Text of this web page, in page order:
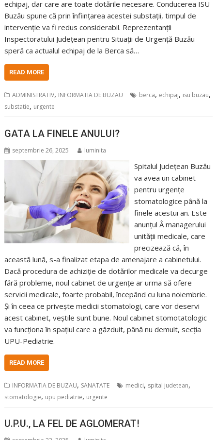
echipaj, dar care are toate dotările necesare. Conducerea ISU
Buzău spune că prin înființarea acestei substații, timpul de
intervenție va fi redus considerabil. Reprezentanții
Inspectoratului Județean pentru Situații de Urgență Buzău
speră ca actualul echipaj de la Berca să…
READ MORE
ADMINISTRATIV, INFORMATIA DE BUZAU berca, echipaj, isu buzau,
substatie, urgente
GATA LA FINELE ANULUI?
septembrie 26, 2025 luminita
Spitalul Județean Buzău
va avea un cabinet
pentru urgențe
stomatologice până la
finele acestui an. Este
anunțul Â managerului
unității medicale, care
precizează că, în
această lună, s-a finalizat etapa de amenajare a cabinetului.
Dacă procedura de achiziție de dotărilor medicale va decurge
fără probleme, noul cabinet de urgențe ar urma să ofere
servicii medicale, foarte probabil, începând cu luna noiembrie.
Și în ceea ce privește medicii stomatologi, care vor deservi
acest cabinet, veștile sunt bune. Noul cabinet stomotatologic
va funcționa în spațiul care a găzduit, până nu demult, secția
UPU-Pediatrie.
READ MORE
INFORMATIA DE BUZAU, SANATATE medici, spital judetean,
stomatologie, upu pediatrie, urgente
U.P.U., LA FEL DE AGLOMERAT!